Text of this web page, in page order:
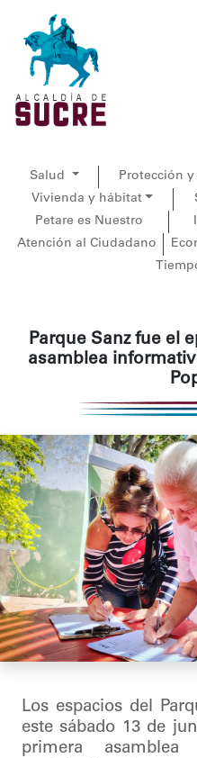
Salud Protección
Vivienda y hábitat
Petare es Nuestro
Atención al Ciudadano
Parque Sanz fue el
asamblea
Los espacios del
este sábado 13 de
primera